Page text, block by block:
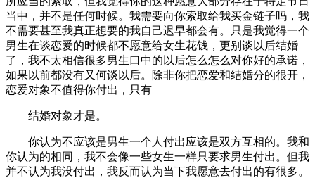
当中，并不是任何时候。我需要向你索取给我买金链子吗，我
不需要甚至我真正想要的我自己迟早都会有。只是我觉得一个
男生在谈恋爱的时候都不愿意给女生花钱，更别谈以后结婚
了，我不太相信很多男生口中的以后怎么怎么对你好的承诺，
如果以前都没有又何谈以后。除非你把恋爱和结婚分的很开，
恋爱对象不值得你付出，只有
结婚对象才是。
你认为不应该是男生一个人付出应该是双方互相的。我和
你认为的相同，我不会像一些女生一样只要求男生付出。但我
并不认为我没付出，我反而认为当下我愿意去付出的有很多。